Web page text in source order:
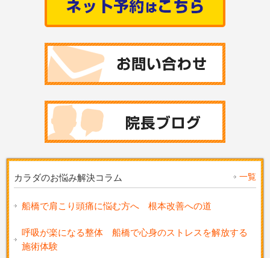
カラダのお悩み解決コラム 一覧
船橋で肩こり頭痛に悩む方へ 根本改善への道
呼吸が楽になる整体 船橋で心身のストレスを解放する
施術体験